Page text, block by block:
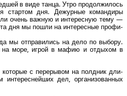
в виде тан­ца. Утро про­дол­жи­лось
стар­том дня. Дежур­ные коман­ди­ры
очень важ­ную и инте­рес­ную тему —
дня мы пошли на инте­рес­ные про­фи­
мы отпра­ви­лись на дело по выбо­ру.
море, игрой в мафию и отды­хом в
с пере­ры­вом на пол­дник дли­
дел, орга­ни­зо­ван­ных